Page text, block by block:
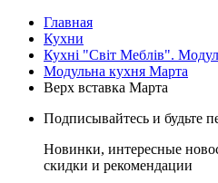
Главная
Кухни
Кухні "Світ Меблів".
Модульна кухня Марта
Верх вставка Марта
Подписывайтесь и будьте
Новинки, интересные
скидки и рекомендации